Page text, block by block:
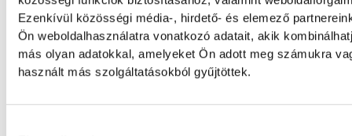
Ezenkívül közösségi média-, hirdető- és elemező
Ön weboldalhasználatra vonatkozó adatait, akik
más olyan adatokkal, amelyeket Ön adott meg számukra
használt más szolgáltatásokból gyűjtöttek.
csoportjának 3. fordulójában. A bakonyiak
emberhátrányban játszottak.